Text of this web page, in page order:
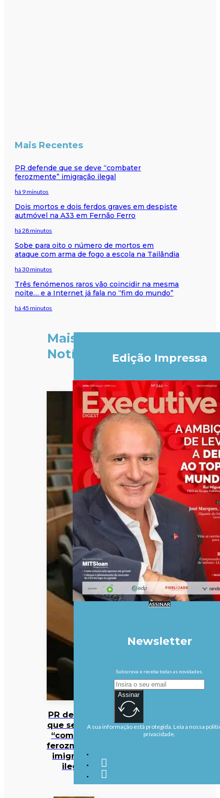
Mais Recentes
PR defende que se deve “combater
ferozmente” imigração ilegal
há 9 minutos
Dois mortos e dois ferdos graves em despiste
autmóvel na A33 em Fernão Ferro
há 28 minutos
Sobe para oito o número de mortos em
ataque com arma de fogo a escola na Tailândia
há 30 minutos
Três fenómenos raros vão coincidir na mesma
noite… e a Internet já fala no “fim do mundo”
há 45 minutos
Mais
Notícias
PR defende
que se deve
“combater
ferozmente”
imigração
ilegal
Edição Impressa
ASSINAR
Newsletter
Subscreva e receba todas as novidades.
Assinar
A sua informação está protegida. Leia a nossa
privacidade.